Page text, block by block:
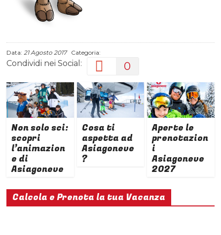
Data:21 Agosto 2017Categoria:
Condividi nei Social: 0
Non solo sci:
scopri
l’animazion
e di
Asiagoneve
Cosa ti
aspetta ad
Asiagoneve
?
Aperte le
prenotazion
i
Asiagoneve
2027
Calcola e Prenota la tua Vacanza